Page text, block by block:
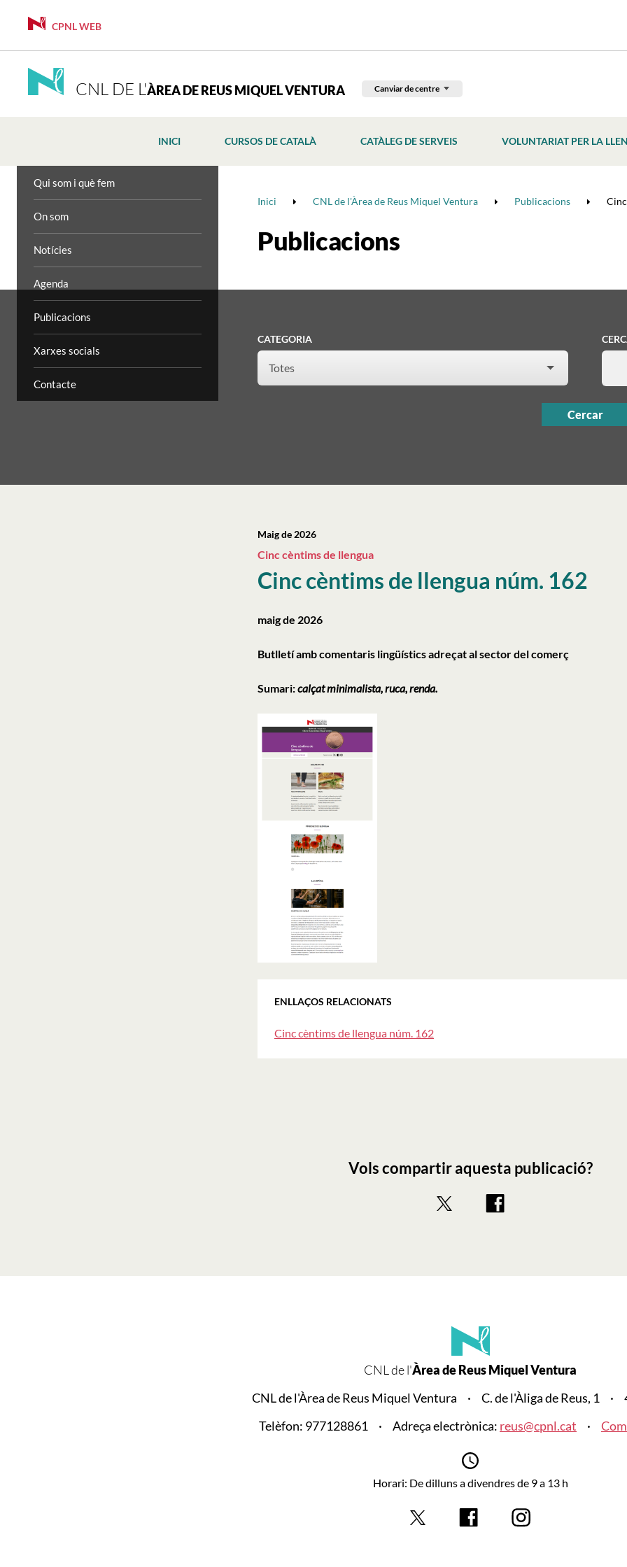
CPNL WEB
CNL DE L'ÀREA DE REUS MIQUEL VENTURA Canviar de centre
INICI CURSOS DE CATALÀ CATÀLEG DE SERVEIS VOLUNTARIAT PER LA
Qui som i què fem
On som
Notícies
Agenda
Publicacions
Xarxes socials
Contacte
Inici CNL de l'Àrea de Reus Miquel Ventura Publicacions
Publicacions
CATEGORIA
Cinc cèntims de llengua núm. 162
Maig de 2026
Cinc cèntims de llengua
maig de 2026
Butlletí amb comentaris lingüístics adreçat al sector del comerç
Sumari:calçat minimalista, ruca, renda.
ENLLAÇOS RELACIONATS
Cinc cèntims de llengua núm. 162
Vols compartir aquesta publicació?
CNL de l'Àrea de Reus Miquel Ventura
CNL de l'Àrea de Reus Miquel Ventura
C. de l'Àliga de Reus, 1
Telèfon: 977128861
Adreça electrònica: reus@cpnl.cat
Horari: De dilluns a divendres de 9 a 13 h